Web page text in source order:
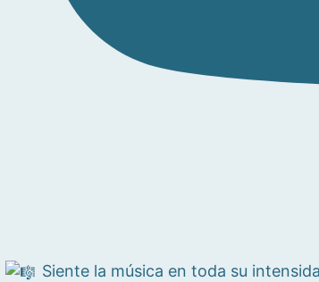
Siente la música en toda su